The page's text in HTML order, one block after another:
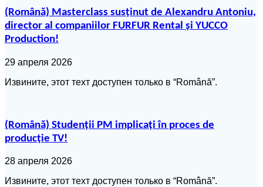
(Română) Masterclass susținut de Alexandru Antoniu,
director al companiilor FURFUR Rental și YUCCO
Production!
29 апреля 2026
Извините, этот техт доступен только в “Română”.
(Română) Studenții PM implicați în proces de
producție TV!
28 апреля 2026
Извините, этот техт доступен только в “Română”.